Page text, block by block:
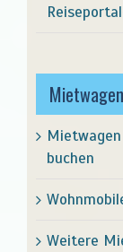
buchen
Weitere